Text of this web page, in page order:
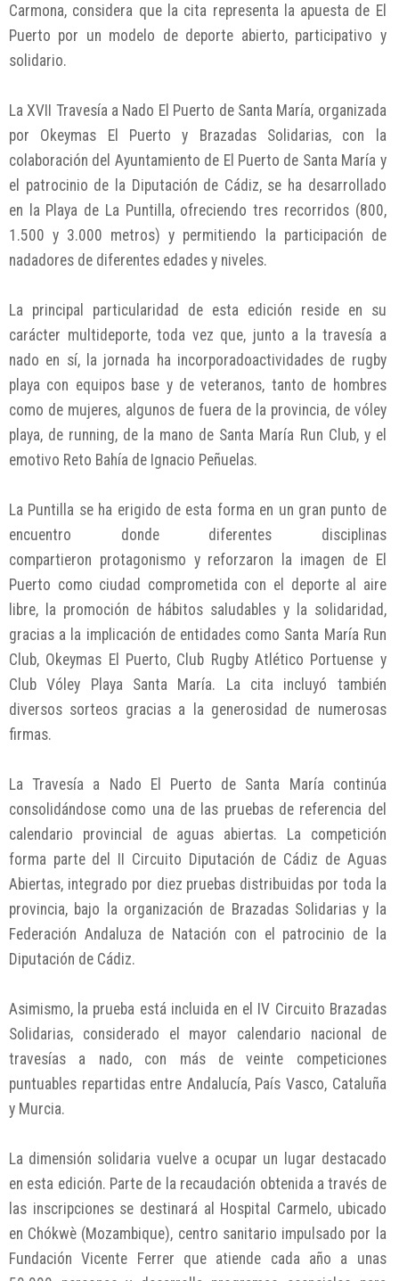
Carmona, considera que la cita representa la apuesta de El
Puerto por un modelo de deporte abierto, participativo y
solidario.
La XVII Travesía a Nado El Puerto de Santa María, organizada
por Okeymas El Puerto y Brazadas Solidarias, con la
colaboración del Ayuntamiento de El Puerto de Santa María y
el patrocinio de la Diputación de Cádiz, se ha desarrollado
en la Playa de La Puntilla, ofreciendo tres recorridos (800,
1.500 y 3.000 metros) y permitiendo la participación de
nadadores de diferentes edades y niveles.
La principal particularidad de esta edición reside en su
carácter multideporte, toda vez que, junto a la travesía a
nado en sí, la jornada ha incorporadoactividades de rugby
playa con equipos base y de veteranos, tanto de hombres
como de mujeres, algunos de fuera de la provincia, de vóley
playa, de running, de la mano de Santa María Run Club, y el
emotivo Reto Bahía de Ignacio Peñuelas.
La Puntilla se ha erigido de esta forma en un gran punto de
encuentro donde diferentes disciplinas
compartieron protagonismo y reforzaron la imagen de El
Puerto como ciudad comprometida con el deporte al aire
libre, la promoción de hábitos saludables y la solidaridad,
gracias a la implicación de entidades como Santa María Run
Club, Okeymas El Puerto, Club Rugby Atlético Portuense y
Club Vóley Playa Santa María. La cita incluyó también
diversos sorteos gracias a la generosidad de numerosas
firmas.
La Travesía a Nado El Puerto de Santa María continúa
consolidándose como una de las pruebas de referencia del
calendario provincial de aguas abiertas. La competición
forma parte del II Circuito Diputación de Cádiz de Aguas
Abiertas, integrado por diez pruebas distribuidas por toda la
provincia, bajo la organización de Brazadas Solidarias y la
Federación Andaluza de Natación con el patrocinio de la
Diputación de Cádiz.
Asimismo, la prueba está incluida en el IV Circuito Brazadas
Solidarias, considerado el mayor calendario nacional de
travesías a nado, con más de veinte competiciones
puntuables repartidas entre Andalucía, País Vasco, Cataluña
y Murcia.
La dimensión solidaria vuelve a ocupar un lugar destacado
en esta edición. Parte de la recaudación obtenida a través de
las inscripciones se destinará al Hospital Carmelo, ubicado
en Chókwè (Mozambique), centro sanitario impulsado por la
Fundación Vicente Ferrer que atiende cada año a unas